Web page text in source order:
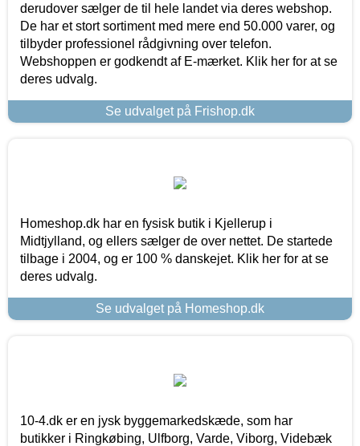
derudover sælger de til hele landet via deres webshop.
De har et stort sortiment med mere end 50.000 varer, og
tilbyder professionel rådgivning over telefon.
Webshoppen er godkendt af E-mærket. Klik her for at se
deres udvalg.
Se udvalget på Frishop.dk
Homeshop.dk har en fysisk butik i Kjellerup i
Midtjylland, og ellers sælger de over nettet. De startede
tilbage i 2004, og er 100 % danskejet. Klik her for at se
deres udvalg.
Se udvalget på Homeshop.dk
10-4.dk er en jysk byggemarkedskæde, som har
butikker i Ringkøbing, Ulfborg, Varde, Viborg, Videbæk